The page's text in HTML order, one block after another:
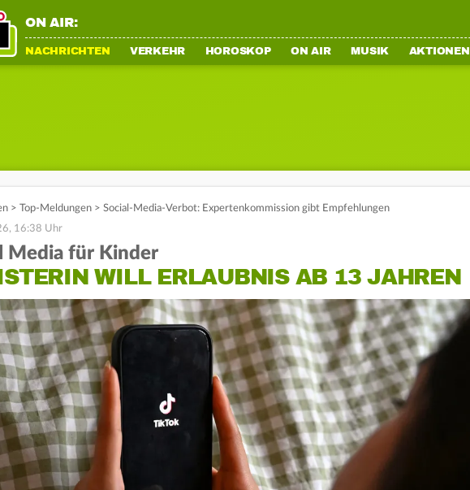
ON AIR:
NACHRICHTEN VERKEHR HOROSKOP ON AIR MUSIK AKTIONEN
> Top-Meldungen > Social-Media-Verbot: Expertenkommission gibt Empfehlungen
16:38 Uhr
Media für Kinder
WILL ERLAUBNIS AB 13 JAHREN